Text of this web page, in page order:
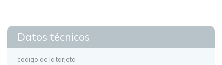
Datos técnicos
código de la tarjeta